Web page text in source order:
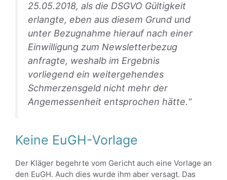
25.05.2018, als die DSGVO Gültigkeit
erlangte, eben aus diesem Grund und
unter Bezugnahme hierauf nach einer
Einwilligung zum Newsletterbezug
anfragte, weshalb im Ergebnis
vorliegend ein weitergehendes
Schmerzensgeld nicht mehr der
Angemessenheit entsprochen hätte.“
Keine EuGH-Vorlage
Der Kläger begehrte vom Gericht auch eine Vorlage an
den EuGH. Auch dies wurde ihm aber versagt. Das